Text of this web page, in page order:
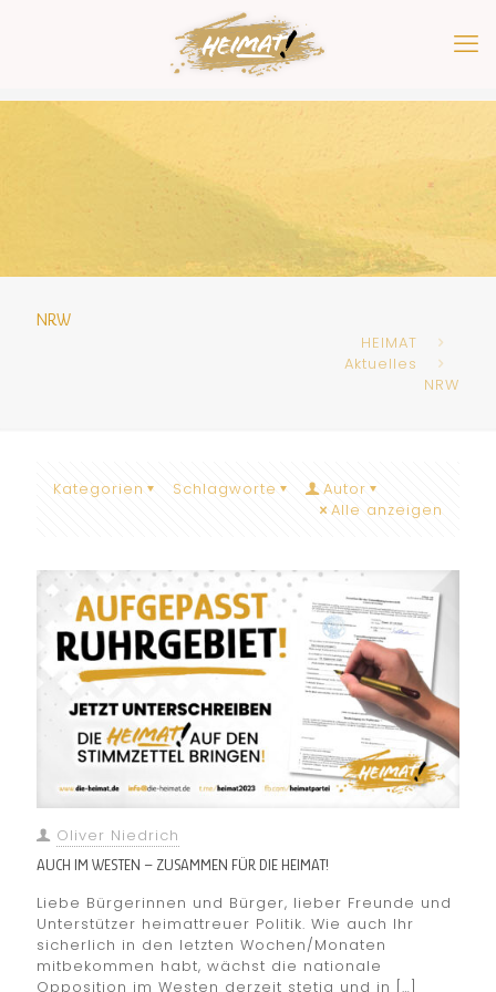
NRW
HEIMAT
Aktuelles
NRW
Kategorien Schlagworte
Autor
Alle anzeigen
Oliver Niedrich
AUCH IM WESTEN – ZUSAMMEN FÜR DIE HEIMAT!
Liebe Bürgerinnen und Bürger, lieber Freunde und
Unterstützer heimattreuer Politik. Wie auch Ihr
sicherlich in den letzten Wochen/Monaten
mitbekommen habt, wächst die nationale
Opposition im Westen derzeit stetig und in […]